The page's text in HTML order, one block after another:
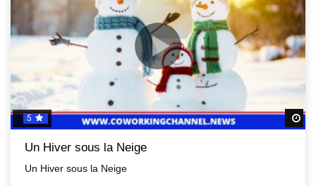
5
Un Hiver sous la Neige
Un Hiver sous la Neige